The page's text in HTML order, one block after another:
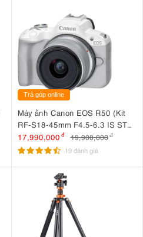
Trả góp online
Máy ảnh Canon EOS R50 (Kit
RF-S18-45mm F4.5-6.3 IS STM
Trắng)
17,990,000 đ 19,900,000 đ
19 đánh giá